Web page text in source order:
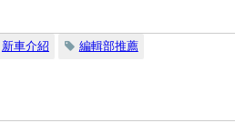
新車介紹 編輯部推薦